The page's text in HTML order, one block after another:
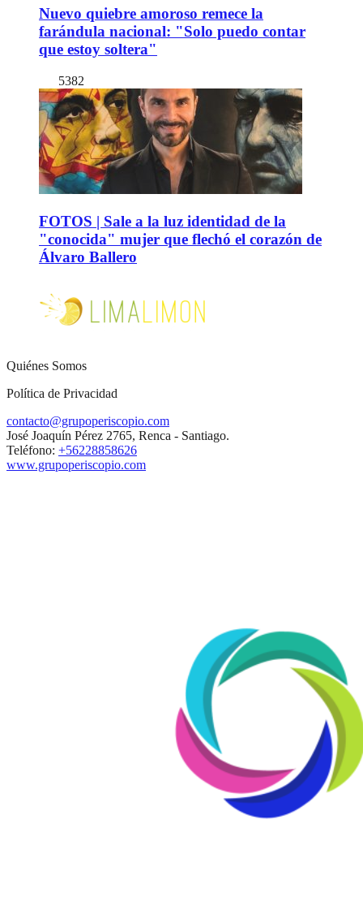
Nuevo quiebre amoroso remece la
farándula nacional: "Solo puedo contar
que estoy soltera"
5382
FOTOS | Sale a la luz identidad de la
"conocida" mujer que flechó el corazón de
Álvaro Ballero
Quiénes Somos
Política de Privacidad
contacto@grupoperiscopio.com
José Joaquín Pérez 2765, Renca - Santiago.
Teléfono: +56228858626
www.grupoperiscopio.com